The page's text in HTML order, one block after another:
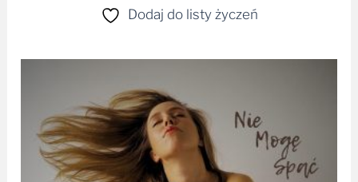
Dodaj do listy życzeń